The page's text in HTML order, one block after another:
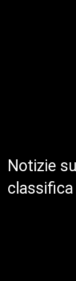
Notizie